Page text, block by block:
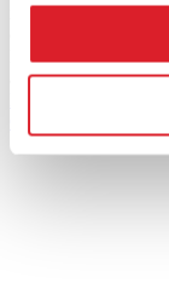
innehållande 1-
Elpatronen
är av syrafast